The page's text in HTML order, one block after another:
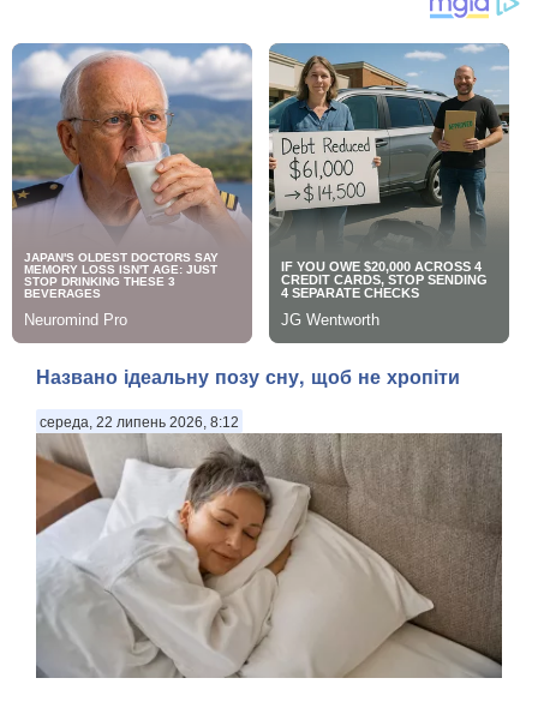
Названо ідеальну позу сну, щоб не хропіти
середа, 22 липень 2026, 8:12